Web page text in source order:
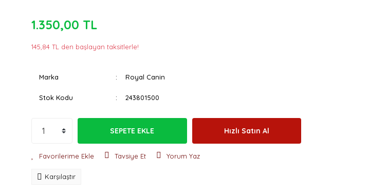
1.350,00 TL
145,84 TL den başlayan taksitlerle!
Marka Royal Canin
Stok Kodu 243801500
SEPETE EKLE Hızlı Satın Al
Tavsiye Et Yorum Yaz
Karşılaştır